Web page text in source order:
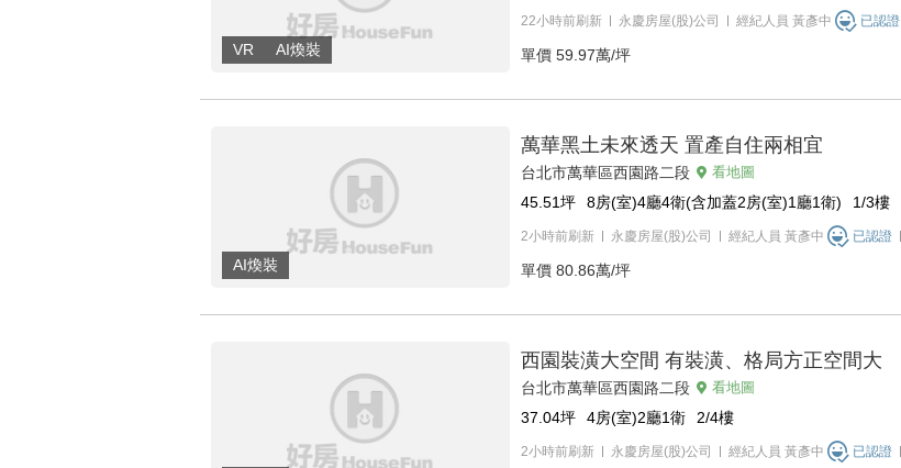
22小時前刷新 永慶房屋(股)公司 經紀人員 黃彥中 已認證
單價 59.97萬/坪
萬華黑土未來透天 置產自住兩相宜
台北市萬華區西園路二段 看地圖
45.51坪 8房(室)4廳4衛(含加蓋2房(室)1廳1衛) 1/3樓
2小時前刷新 永慶房屋(股)公司 經紀人員 黃彥中 已認證
單價 80.86萬/坪
西園裝潢大空間 有裝潢、格局方正空間大
台北市萬華區西園路二段 看地圖
37.04坪 4房(室)2廳1衛 2/4樓
2小時前刷新 永慶房屋(股)公司 經紀人員 黃彥中 已認證